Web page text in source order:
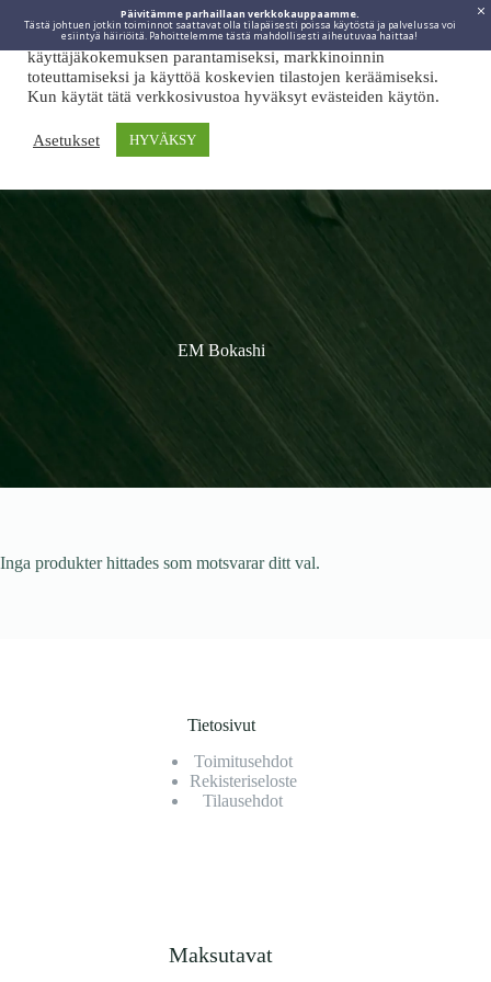
Päivitämme parhaillaan verkkokauppaamme.
Tästä johtuen jotkin toiminnot saattavat olla tilapäisesti poissa käytöstä ja palvelussa voi
esiintyä häiriöitä. Pahoittelemme tästä mahdollisesti aiheutuvaa haittaa!
EM Bokashi
Inga produkter hittades som motsvarar ditt val.
Tietosivut
Toimitusehdot
Rekisteriseloste
Tilausehdot
Maksutavat
Viidakkotohtori.fi käyttää internetpalveluissaan evästeitä
käyttäjäkokemuksen parantamiseksi, markkinoinnin
toteuttamiseksi ja käyttöä koskevien tilastojen keräämiseksi.
Kun käytät tätä verkkosivustoa hyväksyt evästeiden käytön.
Asetukset HYVÄKSY